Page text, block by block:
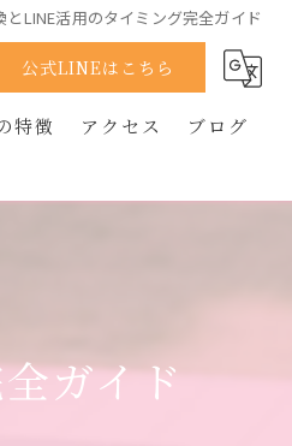
LINE活用のタイミング完全ガイド
公式LINEはこちら
特徴 アクセス ブログ
コラム
ガイド